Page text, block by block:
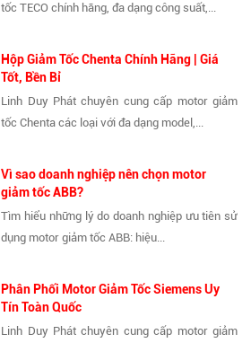
tốc TECO chính hãng, đa dạng công suất,...
Hộp Giảm Tốc Chenta Chính Hãng | Giá
Tốt, Bền Bỉ
Linh Duy Phát chuyên cung cấp motor giảm
tốc Chenta các loại với đa dạng model,...
Vì sao doanh nghiệp nên chọn motor
giảm tốc ABB?
Tìm hiểu những lý do doanh nghiệp ưu tiên sử
dụng motor giảm tốc ABB: hiệu...
Phân Phối Motor Giảm Tốc Siemens Uy
Tín Toàn Quốc
Linh Duy Phát chuyên cung cấp motor giảm